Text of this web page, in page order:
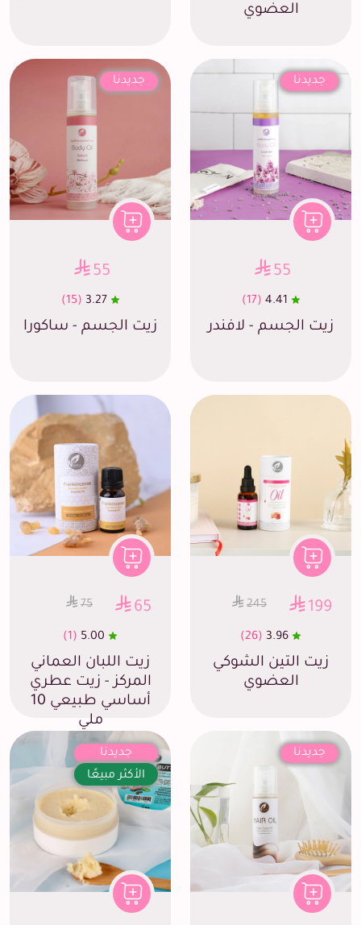
العضوي
جديدنا
55
4.41
(17)
زيت الجسم - لافندر
جديدنا
55
3.27
(15)
زيت الجسم - ساكورا
199
245
3.96
(26)
زيت التين الشوكي
العضوي
65
75
5.00
(1)
زيت اللبان العماني
المركز - زيت عطري
أساسي طبيعي 10
ملي
جديدنا
جديدنا
الأكثر مبيعًا